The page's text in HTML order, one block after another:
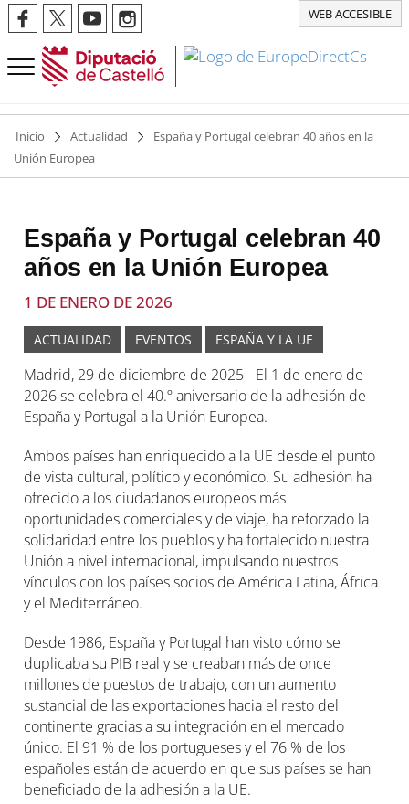
WEB ACCESIBLE
Inicio Actualidad
España y Portugal celebran 40 años en la
Unión Europea
España y Portugal celebran 40
años en la Unión Europea
1 DE ENERO DE 2026
ACTUALIDAD EVENTOS ESPAÑA Y LA UE
Madrid, 29 de diciembre de 2025 - El 1 de enero de
2026 se celebra el 40.º aniversario de la adhesión de
España y Portugal a la Unión Europea.
Ambos países han enriquecido a la UE desde el punto
de vista cultural, político y económico. Su adhesión ha
ofrecido a los ciudadanos europeos más
oportunidades comerciales y de viaje, ha reforzado la
solidaridad entre los pueblos y ha fortalecido nuestra
Unión a nivel internacional, impulsando nuestros
vínculos con los países socios de América Latina, África
y el Mediterráneo.
Desde 1986, España y Portugal han visto cómo se
duplicaba su PIB real y se creaban más de once
millones de puestos de trabajo, con un aumento
sustancial de las exportaciones hacia el resto del
continente gracias a su integración en el mercado
único. El 91 % de los portugueses y el 76 % de los
españoles están de acuerdo en que sus países se han
beneficiado de la adhesión a la UE.